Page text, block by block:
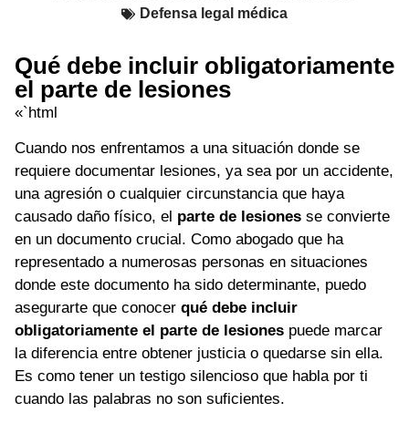
Defensa legal médica
Qué debe incluir obligatoriamente
el parte de lesiones
«`html
Cuando nos enfrentamos a una situación donde se
requiere documentar lesiones, ya sea por un accidente,
una agresión o cualquier circunstancia que haya
causado daño físico, el parte de lesiones se convierte
en un documento crucial. Como abogado que ha
representado a numerosas personas en situaciones
donde este documento ha sido determinante, puedo
asegurarte que conocer qué debe incluir
obligatoriamente el parte de lesiones puede marcar
la diferencia entre obtener justicia o quedarse sin ella.
Es como tener un testigo silencioso que habla por ti
cuando las palabras no son suficientes.